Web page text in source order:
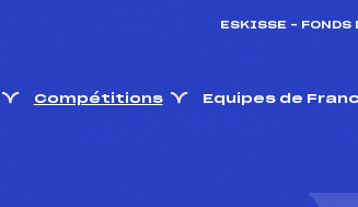
ESKISSE – FONDS
Compétitions Equipes de